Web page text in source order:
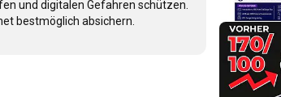
und digitalen Gefahren schützen.
bestmöglich absichern.